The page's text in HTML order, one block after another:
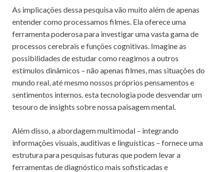
As implicações dessa pesquisa vão muito além de apenas
entender como processamos filmes. Ela oferece uma
ferramenta poderosa para investigar uma vasta gama de
processos cerebrais e funções cognitivas. Imagine as
possibilidades de estudar como reagimos a outros
estímulos dinâmicos – não apenas filmes, mas situações do
mundo real, até mesmo nossos próprios pensamentos e
sentimentos internos. esta tecnologia pode desvendar um
tesouro de insights sobre nossa paisagem mental.
Além disso, a abordagem multimodal – integrando
informações visuais, auditivas e linguísticas – fornece uma
estrutura para pesquisas futuras que podem levar a
ferramentas de diagnóstico mais sofisticadas e